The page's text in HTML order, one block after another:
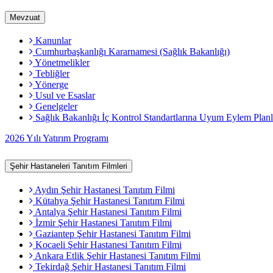
Mevzuat
Kanunlar
Cumhurbaşkanlığı Kararnamesi (Sağlık Bakanlığı)
Yönetmelikler
Tebliğler
Yönerge
Usul ve Esaslar
Genelgeler
Sağlık Bakanlığı İç Kontrol Standartlarına Uyum Eylem
2026 Yılı Yatırım Programı
Şehir Hastaneleri Tanıtım Filmleri
Aydın Şehir Hastanesi Tanıtım Filmi
Kütahya Şehir Hastanesi Tanıtım Filmi
Antalya Şehir Hastanesi Tanıtım Filmi
İzmir Şehir Hastanesi Tanıtım Filmi
Gaziantep Şehir Hastanesi Tanıtım Filmi
Kocaeli Şehir Hastanesi Tanıtım Filmi
Ankara Etlik Şehir Hastanesi Tanıtım Filmi
Tekirdağ Şehir Hastanesi Tanıtım Filmi